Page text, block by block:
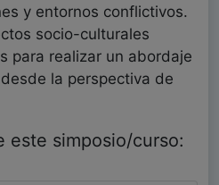
y entornos conflictivos.
socio-culturales
para realizar un abordaje
la perspectiva de
este simposio/curso: